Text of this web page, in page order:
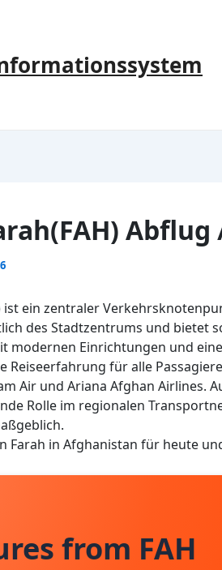
ist ein zentraler
des Stadtzentrums und bietet
modernen Einrichtungen und
Reiseerfahrung für alle
Air und Ariana Afghan Airlines.
Rolle im regionalen
Farah in Afghanistan für heute
from FAH